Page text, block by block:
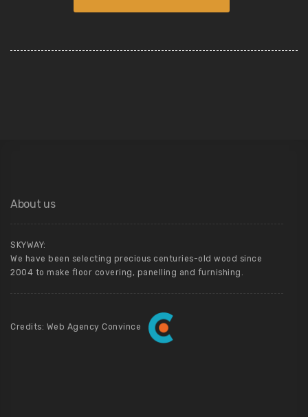
About us
SKYWAY:
We have been selecting precious centuries-old wood since
2004 to make floor covering, panelling and furnishing.
Credits: Web Agency Convince